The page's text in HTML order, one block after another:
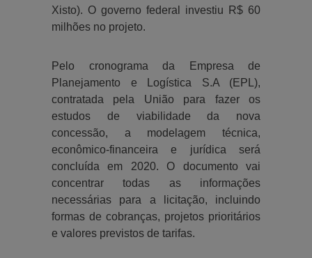
Xisto). O governo federal investiu R$ 60
milhões no projeto.
Pelo cronograma da Empresa de
Planejamento e Logística S.A (EPL),
contratada pela União para fazer os
estudos de viabilidade da nova
concessão, a modelagem técnica,
econômico-financeira e jurídica será
concluída em 2020. O documento vai
concentrar todas as informações
necessárias para a licitação, incluindo
formas de cobranças, projetos prioritários
e valores previstos de tarifas.